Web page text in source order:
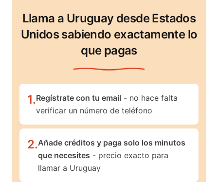
Llama a Uruguay desde Estados
Unidos sabiendo exactamente lo
que pagas
1.Regístrate con tu email - no hace falta
verificar un número de teléfono
2.Añade créditos y paga solo los minutos
que necesites - precio exacto para
llamar a Uruguay